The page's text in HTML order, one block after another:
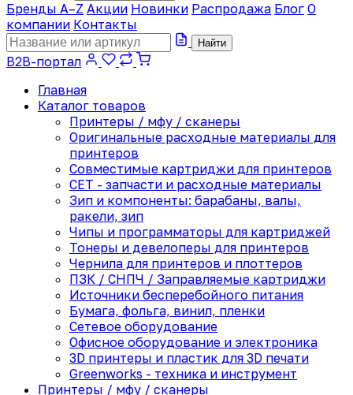
Бренды A–Z Акции Новинки Распродажа Блог О
компании Контакты
Найти
B2B-портал
Главная
Каталог товаров
Принтеры / мфу / сканеры
Оригинальные расходные материалы для
принтеров
Совместимые картриджи для принтеров
CET - запчасти и расходные материалы
Зип и компоненты: барабаны, валы,
ракели, зип
Чипы и программаторы для картриджей
Тонеры и девелоперы для принтеров
Чернила для принтеров и плоттеров
ПЗК / СНПЧ / Заправляемые картриджи
Источники бесперебойного питания
Бумага, фольга, винил, пленки
Сетевое оборудование
Офисное оборудование и электроника
3D принтеры и пластик для 3D печати
Greenworks - техника и инструмент
Принтеры / мфу / сканеры